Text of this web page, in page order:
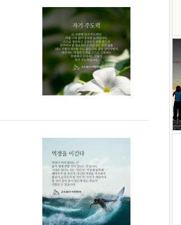
여행
9/24~9/26